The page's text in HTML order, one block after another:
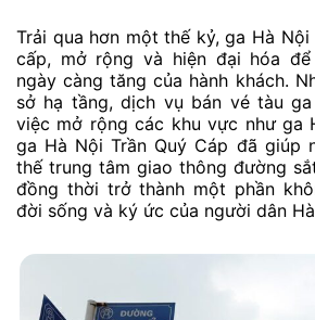
Trải qua hơn một thế kỷ, ga Hà
cấp, mở rộng và hiện đại hóa
ngày càng tăng của hành khách.
sở hạ tầng, dịch vụ bán vé tàu
việc mở rộng các khu vực như ga
ga Hà Nội Trần Quý Cáp đã giúp
thế trung tâm giao thông đường
đồng thời trở thành một phần
đời sống và ký ức của người dân